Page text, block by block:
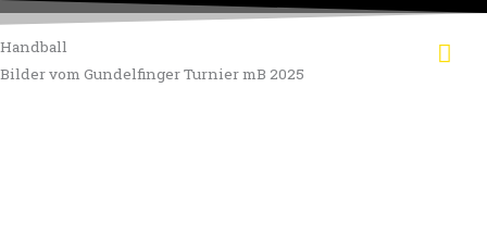
Zum
Inhalt
springen
Handball
Bilder vom Gundelfinger Turnier mB 2025